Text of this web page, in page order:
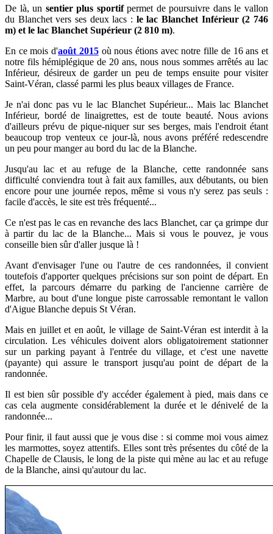
De là, un sentierplus sportifpermet de poursuivre dans le vallon
du Blanchet vers ses deux lacs : le lac Blanchet Inférieur (2 746
m) et le lac Blanchet Supérieur (2 810 m).
En ce mois d'août 2015 où nous étions avec notre fille de 16 ans et
notre fils hémiplégique de 20 ans, nous nous sommes arrêtés au lac
Inférieur, désireux de garder un peu de temps ensuite pour visiter
Saint-Véran, classé parmi les plus beaux villages de France.
Je n'ai donc pas vu le lac Blanchet Supérieur... Mais lac Blanchet
Inférieur, bordé de linaigrettes, est de toute beauté. Nous avions
d'ailleurs prévu de pique-niquer sur ses berges, mais l'endroit étant
beaucoup trop venteux ce jour-là, nous avons préféré redescendre
un peu pour manger au bord du lac de la Blanche.
Jusqu'au lac et au refuge de la Blanche, cette randonnée sans
difficulté conviendra tout à fait aux familles, aux débutants, ou bien
encore pour une journée repos, même si vous n'y serez pas seuls :
facile d'accès, le site est très fréquenté...
Ce n'est pas le cas en revanche des lacs Blanchet, car ça grimpe dur
à partir du lac de la Blanche...Mais si vous le pouvez, je vous
conseille bien sûr d'aller jusque là !
Avant d'envisager l'une ou l'autre de ces randonnées, il convient
toutefois d'apporter quelques précisions sur son point de départ. En
effet, la parcours démarre duparking de l'ancienne carrière de
Marbre, au bout d'une longue piste carrossable remontant le vallon
d'Aigue Blanche depuis St Véran.
Mais en juillet et en août, le village de Saint-Véran est interdit à la
circulation. Les véhicules doivent alors obligatoirement stationner
sur un parking payant à l'entrée du village, et c'est une navette
(payante) qui assure le transport jusqu'au point de départ de la
randonnée.
Il est bien sûr possible d'y accéder également à pied, mais dans ce
cas cela augmente considérablement la durée et le dénivelé de la
randonnée...
Pour finir, il faut aussi que je vous dise : si comme moi vous aimez
les marmottes, soyez attentifs. Elles sont très présentes du côté de la
Chapelle de Clausis, le long de la piste qui mène au lac et au refuge
de la Blanche, ainsi qu'autour du lac.